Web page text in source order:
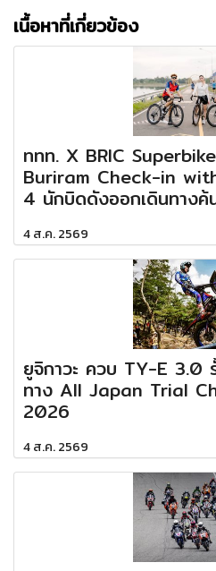
เนื้อหาที่เกี่ยวข้อง
ททท. X BRIC
Buriram Check-in
4 นักบิดดังออกเดินทางค้
4 ส.ค. 2569
ยูจิกาวะ ควบ TY-E 3.0
ทาง All Japan Trial
2026
4 ส.ค. 2569